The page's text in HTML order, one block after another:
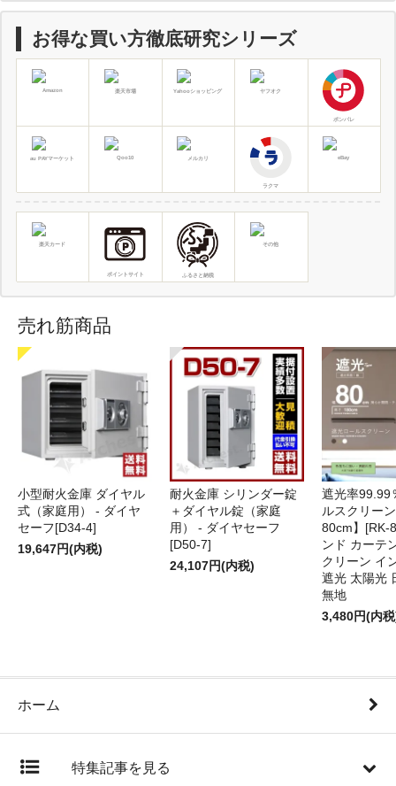
お得な買い方徹底研究シリーズ
Amazon 楽天市場 Yahooショッピング ヤフオク
ポンパレ
au PAYマーケット Qoo10 メルカリ
ラクマ
eBay
楽天カード
ポイントサイト ふるさと納税
その他
売れ筋商品
小型耐火金庫 ダイヤル
式（家庭用） - ダイヤ
セーフ[D34-4]
19,647円(内税)
耐火金庫 シリンダー錠
＋ダイヤル錠（家庭
用） - ダイヤセーフ
[D50-7]
24,107円(内税)
遮光率99.99
ルスクリー
80cm】[RK-
ンド カーテ
クリーン イ
遮光 太陽光
無地
3,480円(内
ホーム
特集記事を見る